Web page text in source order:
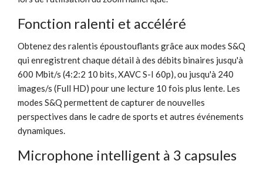
Fonction ralenti et accéléré
Obtenez des ralentis époustouflants grâce aux modes S&Q
qui enregistrent chaque détail à des débits binaires jusqu'à
600 Mbit/s (4:2:2 10 bits, XAVC S-I 60p), ou jusqu'à 240
images/s (Full HD) pour une lecture 10 fois plus lente. Les
modes S&Q permettent de capturer de nouvelles
perspectives dans le cadre de sports et autres événements
dynamiques.
Microphone intelligent à 3 capsules